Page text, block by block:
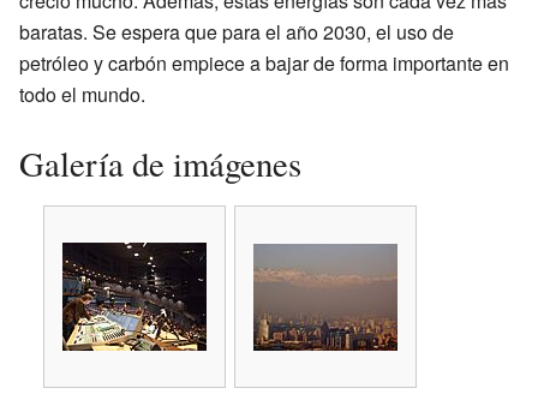
baratas. Se espera que para el año 2030, el uso de
petróleo y carbón empiece a bajar de forma importante en
todo el mundo.
Galería de imágenes